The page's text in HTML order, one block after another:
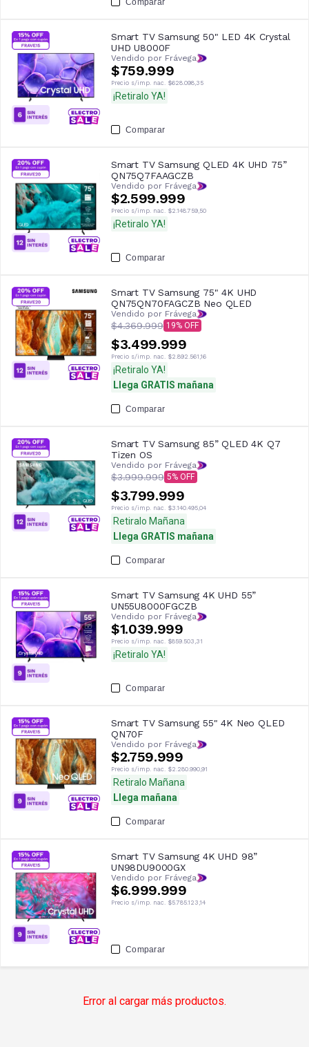
Smart TV Samsung 50" LED 4K Crystal
UHD U8000F
Vendido por Frávega
$759.999
Precio s/imp. nac. $628.098,35
¡Retiralo YA!
Comparar
Smart TV Samsung QLED 4K UHD 75”
QN75Q7FAAGCZB
Vendido por Frávega
$2.599.999
Precio s/imp. nac. $2.148.759,50
¡Retiralo YA!
Comparar
Smart TV Samsung 75" 4K UHD
QN75QN70FAGCZB Neo QLED
Vendido por Frávega
$4.369.999 19
$3.499.999
Precio s/imp. nac. $2.892.561,16
¡Retiralo YA!
Llega GRATIS mañana
Comparar
Smart TV Samsung 85” QLED 4K Q7
Tizen OS
Vendido por Frávega
$3.999.999 5
$3.799.999
Precio s/imp. nac. $3.140.495,04
Retiralo Mañana
Llega GRATIS mañana
Comparar
Smart TV Samsung 4K UHD 55”
UN55U8000FGCZB
Vendido por Frávega
$1.039.999
Precio s/imp. nac. $859.503,31
¡Retiralo YA!
Comparar
Smart TV Samsung 55" 4K Neo QLED
QN70F
Vendido por Frávega
$2.759.999
Precio s/imp. nac. $2.280.990,91
Retiralo Mañana
Llega mañana
Comparar
Smart TV Samsung 4K UHD 98”
UN98DU9000GX
Vendido por Frávega
$6.999.999
Precio s/imp. nac. $5.785.123,14
Comparar
Error al cargar más productos.